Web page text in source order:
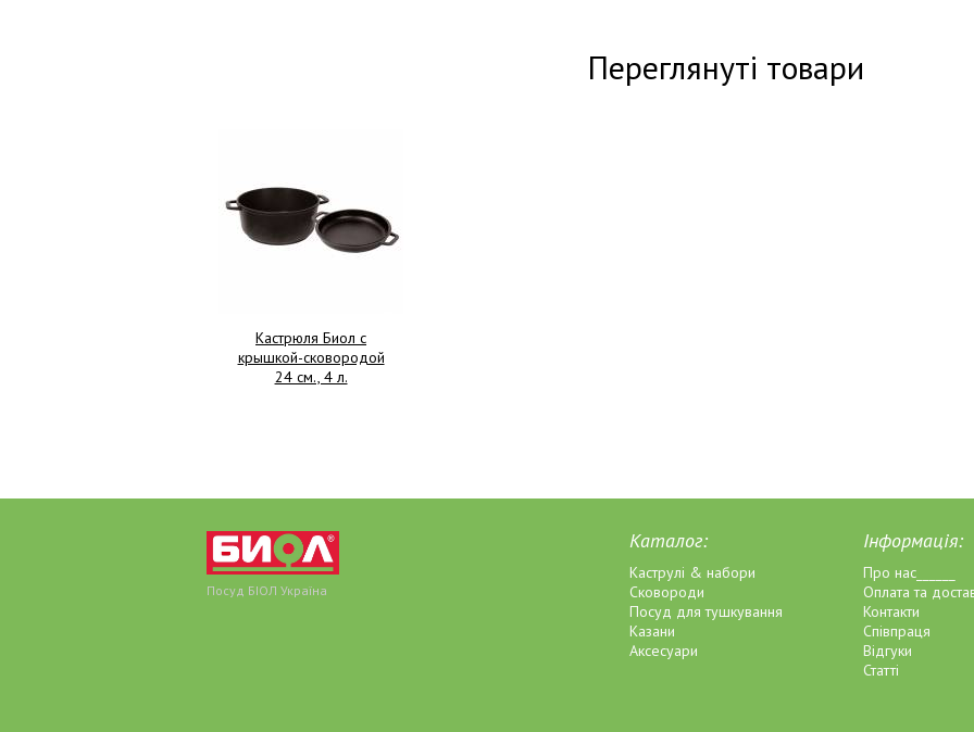
Переглянуті товари
Кастрюля Биол с
крышкой-сковородой
24 см., 4 л.
Посуд БІОЛ Україна
Каталог:
Каструлі & набори
Сковороди
Посуд для тушкування
Казани
Аксесуари
Інформація:
Про нас______
Оплата та
Контакти
Співпраця
Відгуки
Статті